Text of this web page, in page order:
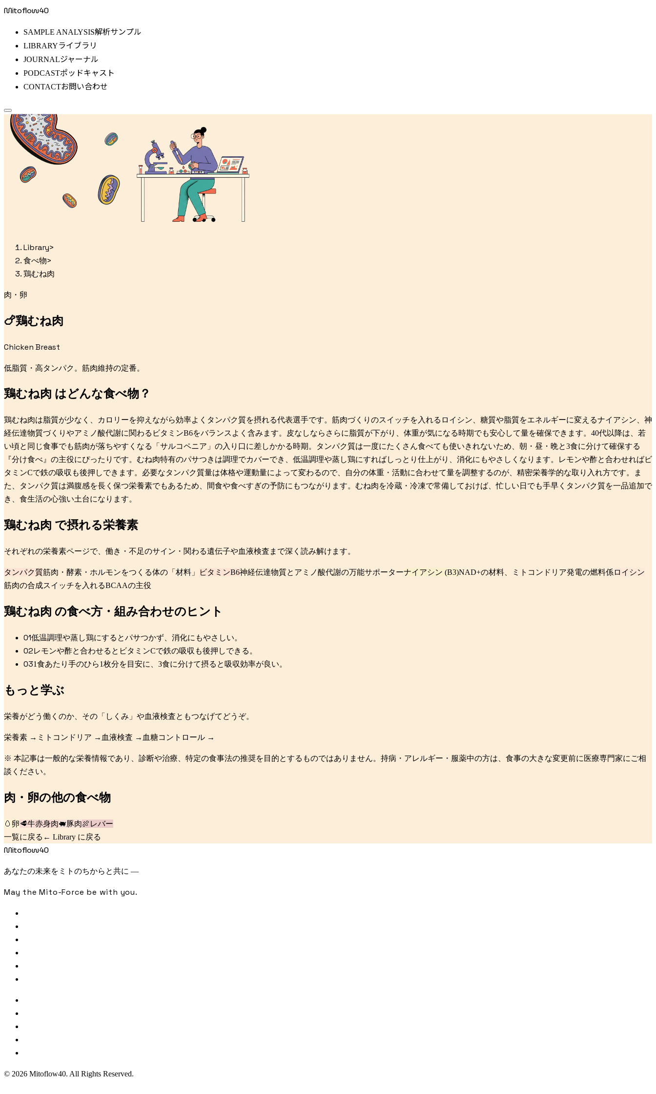
Mitoflow40
SAMPLE ANALYSIS解析サンプル
LIBRARYライブラリ
JOURNALジャーナル
PODCASTポッドキャスト
CONTACTお問い合わせ
Library>
食べ物>
鶏むね肉
肉・卵
🍗鶏むね肉
Chicken Breast
低脂質・高タンパク。筋肉維持の定番。
鶏むね肉 はどんな食べ物？
鶏むね肉は脂質が少なく、カロリーを抑えながら効率よくタンパク質を摂れる代表選手です。筋肉づくりのスイッチを入れるロイシン、糖質や脂質をエネルギーに変えるナイアシン、神
経伝達物質づくりやアミノ酸代謝に関わるビタミンB6をバランスよく含みます。皮なしならさらに脂質が下がり、体重が気になる時期でも安心して量を確保できます。40代以降は、若
い頃と同じ食事でも筋肉が落ちやすくなる「サルコペニア」の入り口に差しかかる時期。タンパク質は一度にたくさん食べても使いきれないため、朝・昼・晩と3食に分けて確保する
『分け食べ』の主役にぴったりです。むね肉特有のパサつきは調理でカバーでき、低温調理や蒸し鶏にすればしっとり仕上がり、消化にもやさしくなります。レモンや酢と合わせればビ
タミンCで鉄の吸収も後押しできます。必要なタンパク質量は体格や運動量によって変わるので、自分の体重・活動に合わせて量を調整するのが、精密栄養学的な取り入れ方です。ま
た、タンパク質は満腹感を長く保つ栄養素でもあるため、間食や食べすぎの予防にもつながります。むね肉を冷蔵・冷凍で常備しておけば、忙しい日でも手早くタンパク質を一品追加で
き、食生活の心強い土台になります。
鶏むね肉 で摂れる栄養素
それぞれの栄養素ページで、働き・不足のサイン・関わる遺伝子や血液検査まで深く読み解けます。
タンパク質筋肉・酵素・ホルモンをつくる体の「材料」 ビタミンB6神経伝達物質とアミノ酸代謝の万能サポーターナイアシン (B3)NAD+の材料、ミトコンドリア発電の燃料係ロイシン
筋肉の合成スイッチを入れるBCAAの主役
鶏むね肉 の食べ方・組み合わせのヒント
01低温調理や蒸し鶏にするとパサつかず、消化にもやさしい。
02レモンや酢と合わせるとビタミンCで鉄の吸収も後押しできる。
031食あたり手のひら1枚分を目安に、3食に分けて摂ると吸収効率が良い。
もっと学ぶ
栄養がどう働くのか、その「しくみ」や血液検査ともつなげてどうぞ。
栄養素 → ミトコンドリア → 血液検査 → 血糖コントロール →
※ 本記事は一般的な栄養情報であり、診断や治療、特定の食事法の推奨を目的とするものではありません。持病・アレルギー・服薬中の方は、食事の大きな変更前に医療専門家にご相
談ください。
肉・卵の他の食べ物
🥚 卵🥩牛赤身肉🐖豚肉🍖 レバー
一覧に戻る ← Library に戻る
Mitoflow40
あなたの未来をミトのちからと共に —
May the Mito-Force be with you.
© 2026 Mitoflow40. All Rights Reserved.